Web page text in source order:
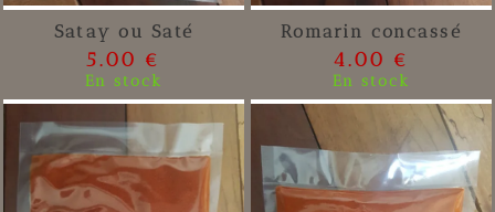
Satay ou Saté
5.00 €
En stock
Romarin concassé
4.00 €
En stock